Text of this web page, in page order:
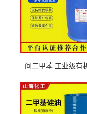
间二甲苯 工业级有